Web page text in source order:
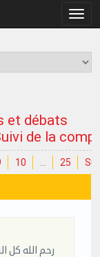
la
et débats
de la
10 25
رحم الله كل